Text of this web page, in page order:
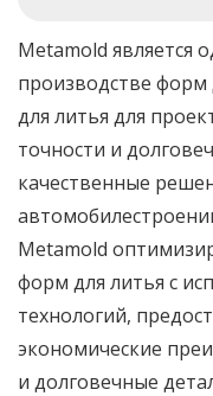
Metamold является
производстве
для литья для
точности и
качественные
Metamold
форм для литья с
технологий,
экономические
и долговечные